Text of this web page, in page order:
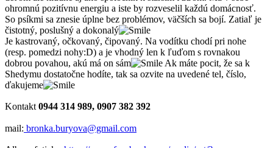
ohromnú pozitívnu energiu a iste by rozveselil každú domácnosť.
So psíkmi sa znesie úplne bez problémov, väčších sa bojí. Zatiaľ je
čistotný, poslušný a dokonalý
Je kastrovaný, očkovaný, čipovaný. Na vodítku chodí pri nohe
(resp. pomedzi nohy:D) a je vhodný len k ľuďom s rovnakou
dobrou povahou, akú má on sám
Ak máte pocit, že sa k
Shedymu dostatočne hodíte, tak sa ozvite na uvedené tel, číslo,
ďakujeme
Kontakt 0944 314 989, 0907 382 392
mail: bronka.buryova@gmail.com